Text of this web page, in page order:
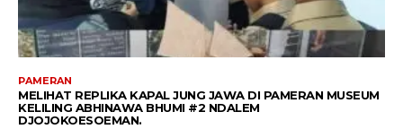
PAMERAN
MELIHAT REPLIKA KAPAL JUNG JAWA DI PAMERAN MUSEUM
KELILING ABHINAWA BHUMI #2 NDALEM
DJOJOKOESOEMAN.